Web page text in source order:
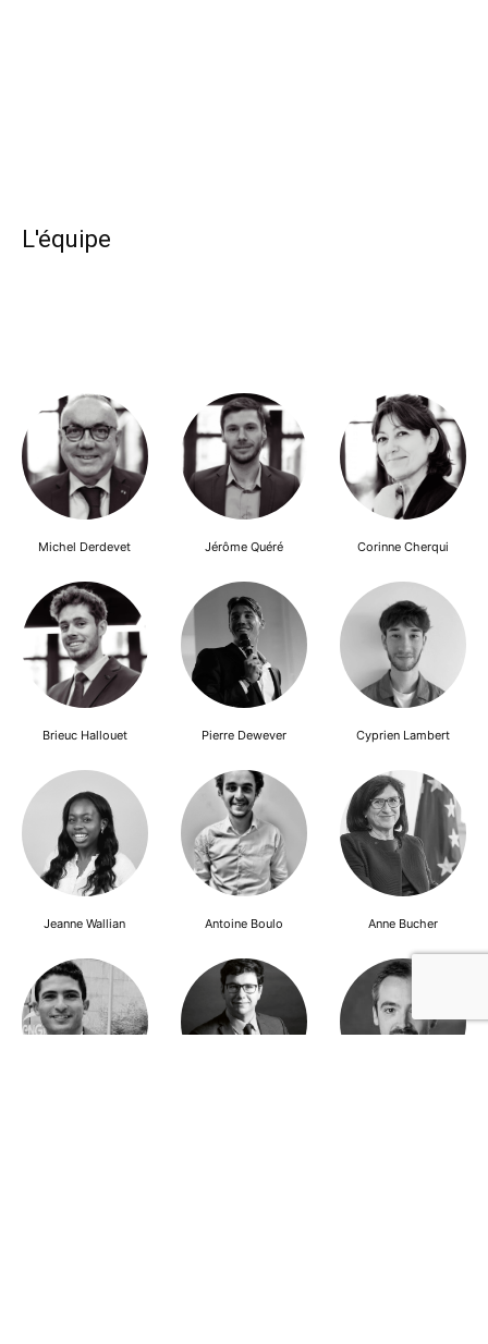
L'équipe
Michel Derdevet Jérôme Quéré Corinne Cherqui
Brieuc Hallouet Pierre Dewever Cyprien Lambert
Jeanne Wallian Antoine Boulo Anne Bucher